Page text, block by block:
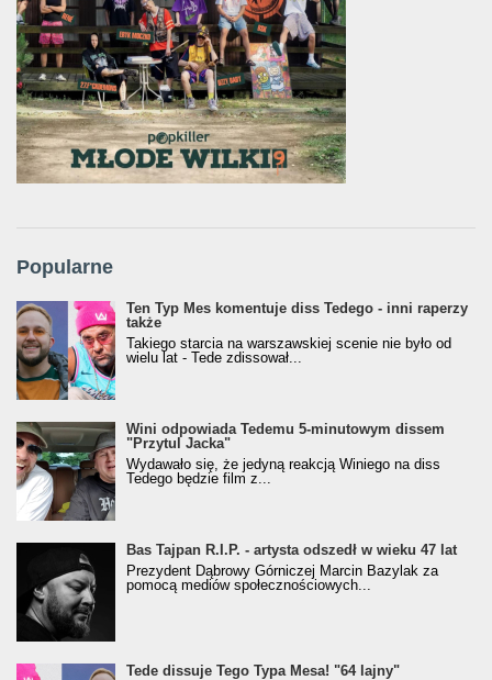
Popularne
Ten Typ Mes komentuje diss Tedego - inni raperzy
także
Takiego starcia na warszawskiej scenie nie było od
wielu lat - Tede zdissował...
Wini odpowiada Tedemu 5-minutowym dissem
"Przytul Jacka"
Wydawało się, że jedyną reakcją Winiego na diss
Tedego będzie film z...
Bas Tajpan R.I.P. - artysta odszedł w wieku 47 lat
Prezydent Dąbrowy Górniczej Marcin Bazylak za
pomocą mediów społecznościowych...
Tede dissuje Tego Typa Mesa! "64 lajny"